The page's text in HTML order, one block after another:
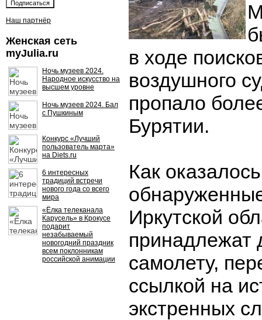
Наш партнёр
Женская сеть
myJulia.ru
Ночь музеев 2024.
Народное искусство на
высшем уровне
Ночь музеев 2024. Бал
с Пушкиным
Конкурс «Лучший
пользователь марта»
на Diets.ru
6 интересных
традиций встречи
нового года со всего
мира
«Ёлка телеканала
Карусель» в Крокусе
подарит
незабываемый
новогодний праздник
всем поклонникам
российской анимации
в ходе
воздушного
пропало
Бурятии.
Как
Иркутской
принадлежат
самолету,
ссылкой на
экстренных